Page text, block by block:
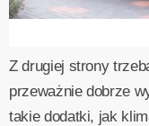
Z drugiej strony
przeważnie dobrze
takie dodatki, jak